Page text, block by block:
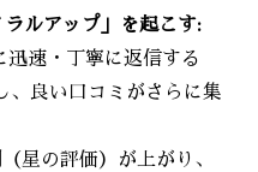
ルアップ」を起こす:
速・丁寧に返信する
良い口コミがさらに集
（星の評価）が上がり、